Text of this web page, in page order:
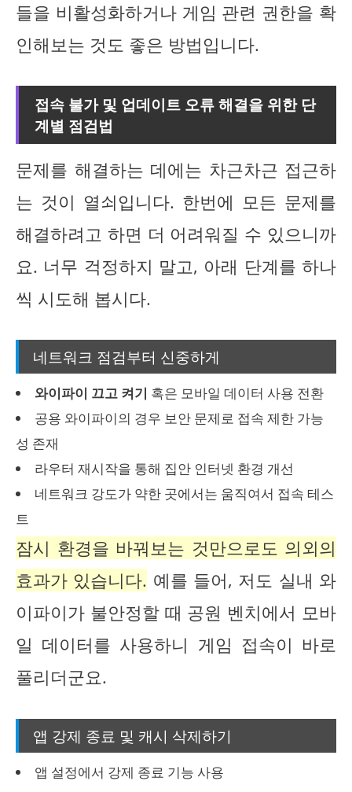
들을 비활성화하거나 게임 관련 권한을 확
인해보는 것도 좋은 방법입니다.
접속 불가 및 업데이트 오류 해결을 위한 단
계별 점검법
문제를 해결하는 데에는 차근차근 접근하
는 것이 열쇠입니다. 한번에 모든 문제를
해결하려고 하면 더 어려워질 수 있으니까
요. 너무 걱정하지 말고, 아래 단계를 하나
씩 시도해 봅시다.
네트워크 점검부터 신중하게
와이파이 끄고 켜기 혹은 모바일 데이터 사용 전환
공용 와이파이의 경우 보안 문제로 접속 제한 가능
성 존재
라우터 재시작을 통해 집안 인터넷 환경 개선
네트워크 강도가 약한 곳에서는 움직여서 접속 테스
트
잠시 환경을 바꿔보는 것만으로도 의외의
효과가 있습니다. 예를 들어, 저도 실내 와
이파이가 불안정할 때 공원 벤치에서 모바
일 데이터를 사용하니 게임 접속이 바로
풀리더군요.
앱 강제 종료 및 캐시 삭제하기
앱 설정에서 강제 종료 기능 사용